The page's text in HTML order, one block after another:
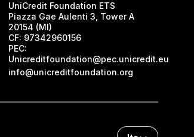
UniCredit Foundation ETS
Piazza Gae Aulenti 3, Tower A
20154 (MI)
CF: 97342960156
PEC:
Unicreditfoundation@pec.unicredit.eu
info@unicreditfoundation.org